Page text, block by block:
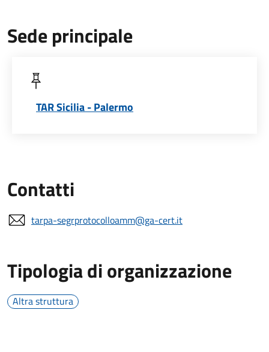
Sede principale
TAR Sicilia - Palermo
Contatti
tarpa-segrprotocolloamm@ga-cert.it
Tipologia di organizzazione
Altra struttura